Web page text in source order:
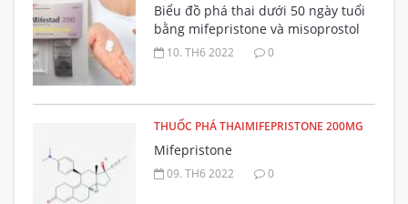
Biểu đồ phá thai dưới 50 ngày tuổi
bằng mifepristone và misoprostol
đường uống
10. TH6 2022 0
THUỐC PHÁ THAIMIFEPRISTONE 200MG
Mifepristone
09. TH6 2022 0